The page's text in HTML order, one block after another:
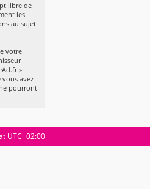
libre de
les
au sujet
votre
»
avez
pourront
UTC+02:00